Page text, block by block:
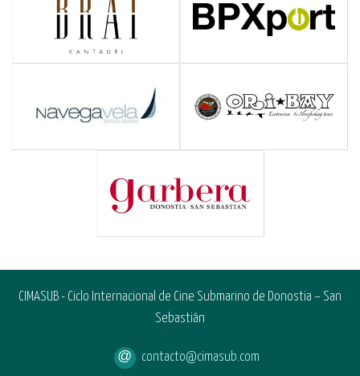
CIMASUB - Ciclo Internacional de Cine Submarino de Donostia – San
Sebastián
contacto@cimasub.com